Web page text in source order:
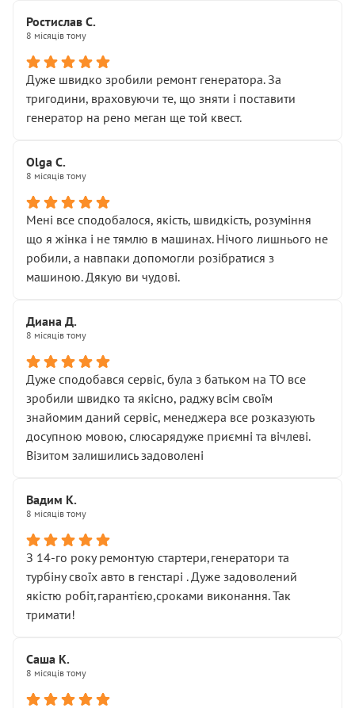
Хотілося б більше:
• належної уваги до авто
• прозорості в роботах і рахунках
• реальної діагностики, а не формального
“подивились і поїхав”
На жаль, складається враження, що сервіс працює не
Стосовно комунікації - все добре
звертатися до цього автосервісу.
Ростислав С.
8 місяців тому
Дуже швидко зробили ремонт генератора. За
тригодини, враховуючи те, що зняти і поставити
генератор на рено меган ще той квест.
Olga С.
8 місяців тому
Мені все сподобалося, якість, швидкість, розуміння
що я жінка і не тямлю в машинах. Нічого лишнього не
робили, а навпаки допомогли розібратися з
машиною. Дякую ви чудові.
Диана Д.
8 місяців тому
Дуже сподобався сервіс, була з батьком на ТО все
зробили швидко та якісно, раджу всім своїм
знайомим даний сервіс, менеджера все розказують
досупною мовою, слюсарядуже приємні та вічлеві.
Візитом залишились задоволені
Вадим К.
8 місяців тому
З 14-го року ремонтую стартери,генератори та
турбіну своїх авто в генстарі . Дуже задоволений
якістю робіт,гарантією,сроками виконання. Так
тримати!
Саша К.
8 місяців тому